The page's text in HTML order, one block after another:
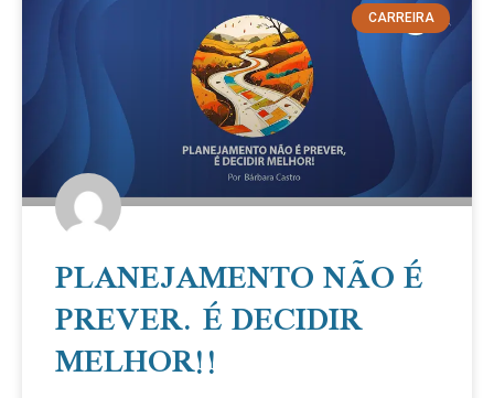
CARREIRA
PLANEJAMENTO NÃO É
PREVER. É DECIDIR
MELHOR!!